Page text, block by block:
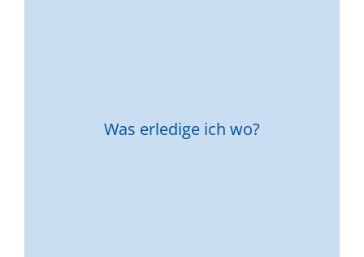
Was erledige ich wo?